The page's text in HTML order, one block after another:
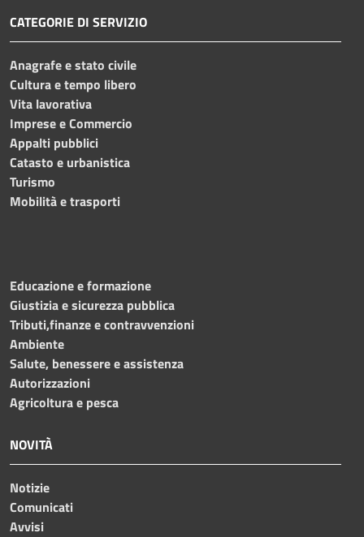
CATEGORIE DI SERVIZIO
Anagrafe e stato civile
Cultura e tempo libero
Vita lavorativa
Imprese e Commercio
Appalti pubblici
Catasto e urbanistica
Turismo
Mobilità e trasporti
Educazione e formazione
Giustizia e sicurezza pubblica
Tributi,finanze e contravvenzioni
Ambiente
Salute, benessere e assistenza
Autorizzazioni
Agricoltura e pesca
NOVITÀ
Notizie
Comunicati
Avvisi